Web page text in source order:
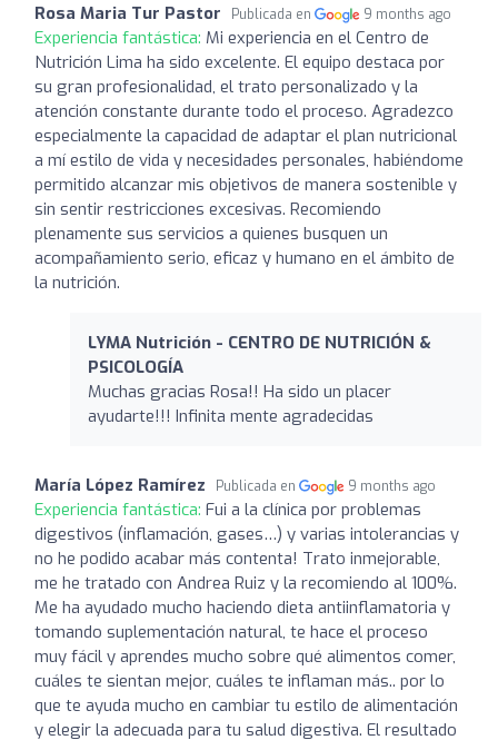
Rosa Maria Tur Pastor Publicada en 9 months ago
Experiencia fantástica: Mi experiencia en el Centro de
Nutrición Lima ha sido excelente. El equipo destaca por
su gran profesionalidad, el trato personalizado y la
atención constante durante todo el proceso. Agradezco
especialmente la capacidad de adaptar el plan nutricional
a mí estilo de vida y necesidades personales, habiéndome
permitido alcanzar mis objetivos de manera sostenible y
sin sentir restricciones excesivas. Recomiendo
plenamente sus servicios a quienes busquen un
acompañamiento serio, eficaz y humano en el ámbito de
la nutrición.
LYMA Nutrición - CENTRO DE NUTRICIÓN &
PSICOLOGÍA
Muchas gracias Rosa!! Ha sido un placer
ayudarte!!! Infinita mente agradecidas
María López Ramírez Publicada en 9 months ago
Experiencia fantástica: Fui a la clínica por problemas
digestivos (inflamación, gases…) y varias intolerancias y
no he podido acabar más contenta! Trato inmejorable,
me he tratado con Andrea Ruiz y la recomiendo al 100%.
Me ha ayudado mucho haciendo dieta antiinflamatoria y
tomando suplementación natural, te hace el proceso
muy fácil y aprendes mucho sobre qué alimentos comer,
cuáles te sientan mejor, cuáles te inflaman más.. por lo
que te ayuda mucho en cambiar tu estilo de alimentación
y elegir la adecuada para tu salud digestiva. El resultado